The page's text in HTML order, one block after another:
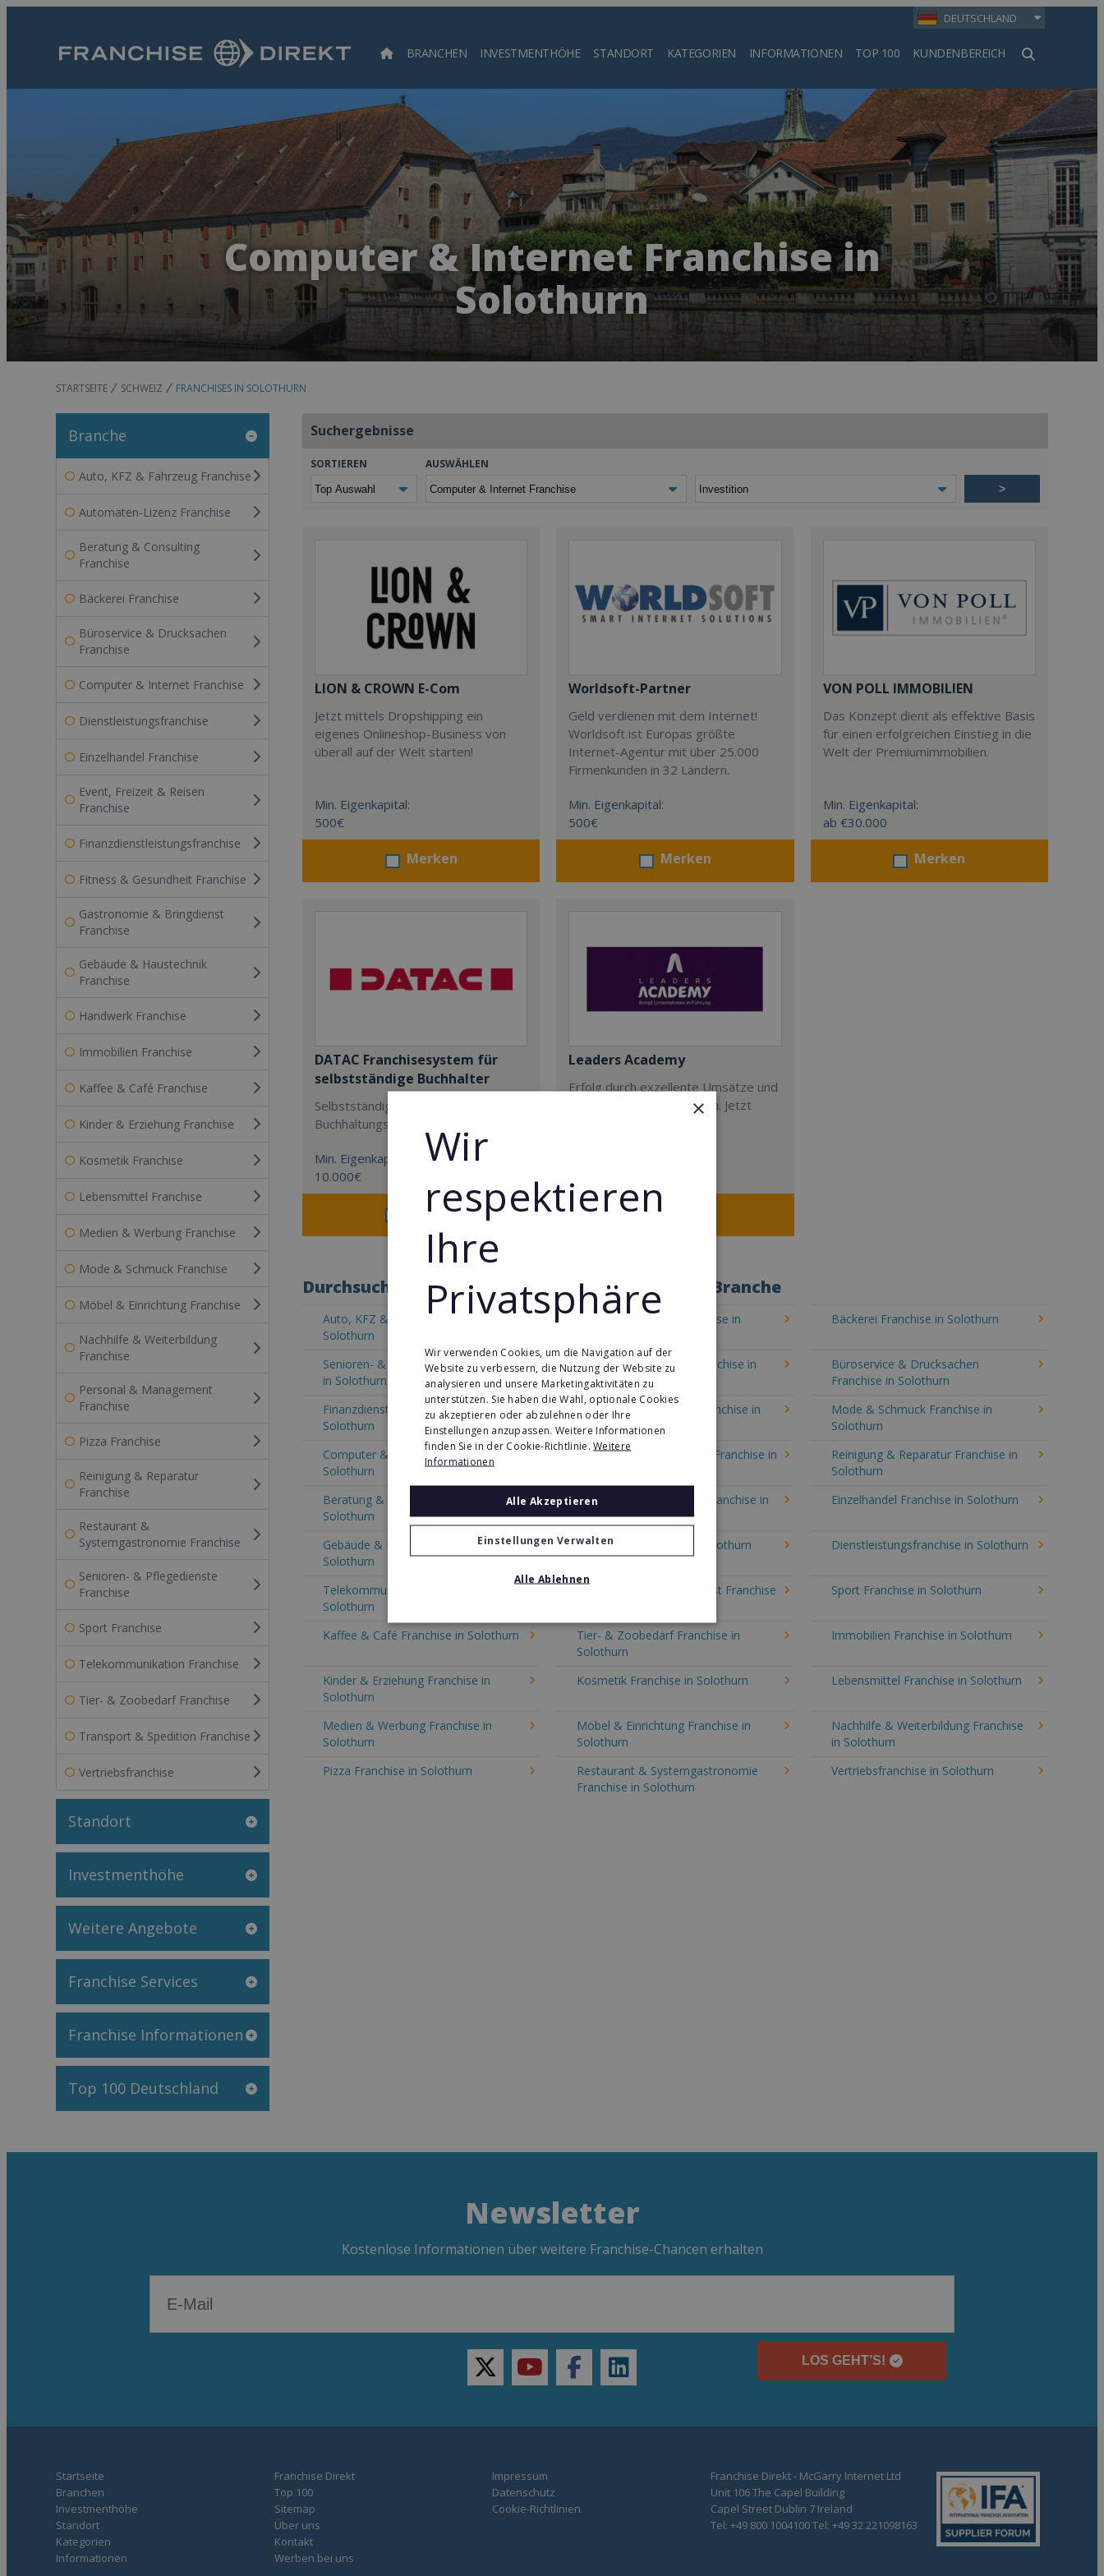
DEUTSCHLAND
BRANCHEN INVESTMENTHÖHE STANDORT KATEGORIEN INFORMATIONEN TOP 100 KUNDENBEREICH
Suchen
Computer & Internet Franchise in
Solothurn
STARTSEITE SCHWEIZ FRANCHISES IN SOLOTHURN
Branche
Auto, KFZ & Fahrzeug Franchise
Automaten-Lizenz Franchise
Beratung & Consulting
Franchise
Bäckerei Franchise
Büroservice & Drucksachen
Franchise
Computer & Internet Franchise
Dienstleistungsfranchise
Einzelhandel Franchise
Event, Freizeit & Reisen
Franchise
Finanzdienstleistungsfranchise
Fitness & Gesundheit Franchise
Gastronomie & Bringdienst
Franchise
Gebäude & Haustechnik
Franchise
Handwerk Franchise
Immobilien Franchise
Kaffee & Café Franchise
Kinder & Erziehung Franchise
Kosmetik Franchise
Lebensmittel Franchise
Medien & Werbung Franchise
Mode & Schmuck Franchise
Möbel & Einrichtung Franchise
Nachhilfe & Weiterbildung
Franchise
Personal & Management
Franchise
Pizza Franchise
Reinigung & Reparatur
Franchise
Restaurant &
Systemgastronomie Franchise
Senioren- & Pflegedienste
Franchise
Sport Franchise
Telekommunikation Franchise
Tier- & Zoobedarf Franchise
Transport & Spedition Franchise
Vertriebsfranchise
Standort
Investmenthöhe
Weitere Angebote
Franchise Services
Franchise Informationen
Top 100 Deutschland
Suchergebnisse
SORTIEREN AUSWÄHLEN
>
LION & CROWN E-Com
Jetzt mittels Dropshipping ein
eigenes Onlineshop-Business von
überall auf der Welt starten!
Min. Eigenkapital:
500€
Merken
Worldsoft-Partner
Geld verdienen mit dem Internet!
Worldsoft ist Europas größte
Internet-Agentur mit über 25.000
Firmenkunden in 32 Ländern.
Min. Eigenkapital:
500€
Merken
VON POLL IMMOBILIEN
Das Konzept dient als effektive Basis
für einen erfolgreichen Einstieg in die
Welt der Premiumimmobilien.
Min. Eigenkapital:
ab €30.000
Merken
DATAC Franchisesystem für
selbstständige Buchhalter
Selbstständig mit einem
Buchhaltungsbüro
Min. Eigenkapital:
10.000€
Merken
Leaders Academy
Erfolg durch exzellente Umsätze und
Cross-Sellingmöglichkeiten. Jetzt
Merken
Durchsuchen Sie die Konzepte in Solothurn nach Branche
Auto, KFZ & Fahrzeug Franchise in
Solothurn
Automaten-Lizenz Franchise in
Bäckerei Franchise in Solothurn
Senioren- & Pflegedienste Franchise
in Solothurn
Fitness & Gesundheit Franchise in
Solothurn
Büroservice & Drucksachen
Franchise in Solothurn
Finanzdienstleistungsfranchise in
Solothurn
Transport & Spedition Franchise in
Solothurn
Mode & Schmuck Franchise in
Solothurn
Computer & Internet Franchise in
Solothurn
Personal & Management Franchise in
Reinigung & Reparatur Franchise in
Solothurn
Beratung & Consulting Franchise in
Solothurn
Event, Freizeit & Reisen Franchise in
Solothurn
Einzelhandel Franchise in Solothurn
Gebäude & Haustechnik Franchise in
Solothurn
Handwerk Franchise in Solothurn Dienstleistungsfranchise in Solothurn
Telekommunikation Franchise in
Solothurn
Gastronomie & Bringdienst Franchise
Sport Franchise in Solothurn
Kaffee & Café Franchise in Solothurn
Tier- & Zoobedarf Franchise in
Solothurn
Immobilien Franchise in Solothurn
Kinder & Erziehung Franchise in
Solothurn
Kosmetik Franchise in Solothurn Lebensmittel Franchise in Solothurn
Medien & Werbung Franchise in
Solothurn
Möbel & Einrichtung Franchise in
Solothurn
Nachhilfe & Weiterbildung Franchise
in Solothurn
Pizza Franchise in Solothurn
Restaurant & Systemgastronomie
Franchise in Solothurn
Vertriebsfranchise in Solothurn
Newsletter
Kostenlose Informationen über weitere Franchise-Chancen erhalten
LOS GEHT’S!
twitteryoutubefacebooklinkedin
Startseite
Branchen
Investmenthöhe
Standort
Kategorien
Informationen
Franchise Direkt
Top 100
Sitemap
Über uns
Kontakt
Werben bei uns
Impressum
Datenschutz
Cookie-Richtlinien
Franchise Direkt - McGarry Internet Ltd
Unit 106 The Capel Building
Capel Street Dublin 7 Ireland
Tel: +49 800 1004100 Tel: +49 32 221098163
×
Wir
respektieren
Ihre
Privatsphäre
Wir verwenden Cookies, um die Navigation auf der
Website zu verbessern, die Nutzung der Website zu
analysieren und unsere Marketingaktivitäten zu
unterstützen. Sie haben die Wahl, optionale Cookies
zu akzeptieren oder abzulehnen oder Ihre
Einstellungen anzupassen. Weitere Informationen
finden Sie in der Cookie-Richtlinie.Weitere
Informationen
Alle Akzeptieren
Einstellungen Verwalten
Alle Ablehnen